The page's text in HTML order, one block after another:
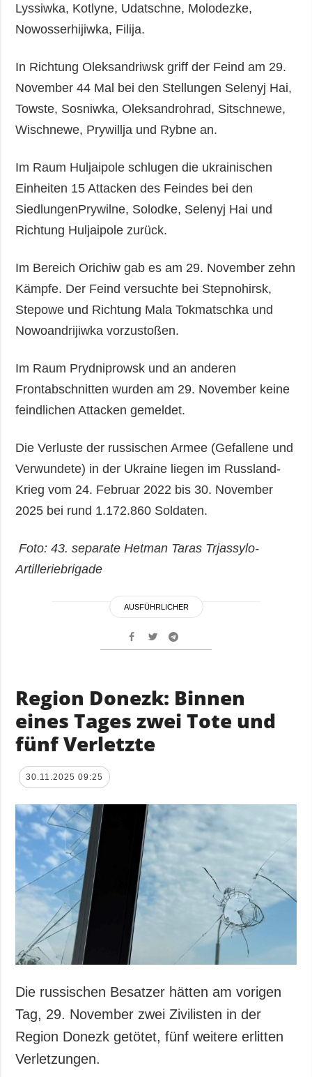
Lyssiwka, Kotlyne, Udatschne, Molodezke,
Nowosserhijiwka, Filija.
In Richtung Oleksandriwsk griff der Feind am 29.
November 44 Mal bei den Stellungen Selenyj Hai,
Towste, Sosniwka, Oleksandrohrad, Sitschnewe,
Wischnewe, Prywillja und Rybne an.
Im Raum Huljaipole schlugen die ukrainischen
Einheiten 15 Attacken des Feindes bei den
SiedlungenPrywilne, Solodke, Selenyj Hai und
Richtung Huljaipole zurück.
Im Bereich Orichiw gab es am 29. November zehn
Kämpfe. Der Feind versuchte bei Stepnohirsk,
Stepowe und Richtung Mala Tokmatschka und
Nowoandrijiwka vorzustoßen.
Im Raum Prydniprowsk und an anderen
Frontabschnitten wurden am 29. November keine
feindlichen Attacken gemeldet.
Die Verluste der russischen Armee (Gefallene und
Verwundete) in der Ukraine liegen im Russland-
Krieg vom 24. Februar 2022 bis 30. November
2025 bei rund 1.172.860 Soldaten.
Foto: 43. separate Hetman Taras Trjassylo-
Artilleriebrigade
AUSFÜHRLICHER
Region Donezk: Binnen
eines Tages zwei Tote und
fünf Verletzte
30.11.2025 09:25
Die russischen Besatzer hätten am vorigen
Tag, 29. November zwei Zivilisten in der
Region Donezk getötet, fünf weitere erlitten
Verletzungen.